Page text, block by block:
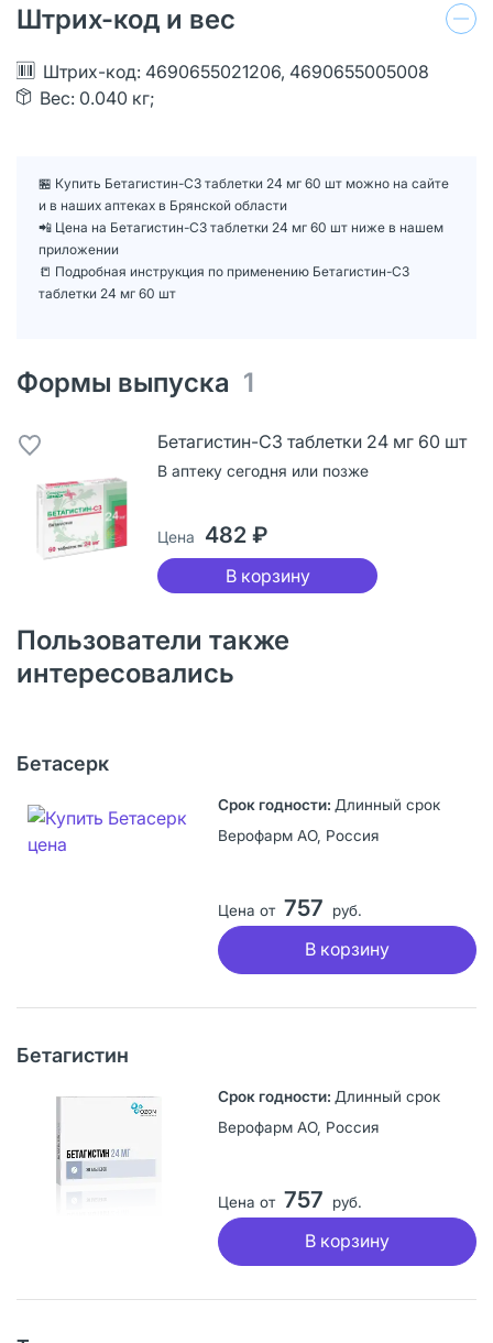
Штрих-код и вес
Штрих-код: 4690655021206, 4690655005008
Вес: 0.040 кг;
🏪 Купить Бетагистин-СЗ таблетки 24 мг 60 шт можно на сайте
и в наших аптеках в Брянской области
📲 Цена на Бетагистин-СЗ таблетки 24 мг 60 шт ниже в нашем
приложении
📒 Подробная инструкция по применению Бетагистин-СЗ
таблетки 24 мг 60 шт
Формы выпуска 1
Бетагистин-СЗ таблетки 24 мг 60 шт
В аптеку сегодня или позже
Цена 482 ₽
В корзину
Пользователи также
интересовались
Бетасерк
Длинный срок
Верофарм АО, Россия
Цена от 757 руб.
В корзину
Бетагистин
Длинный срок
Верофарм АО, Россия
Цена от 757 руб.
В корзину